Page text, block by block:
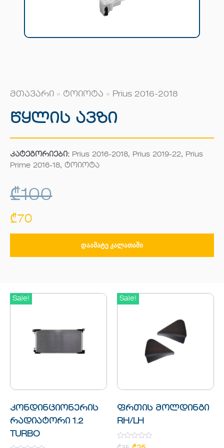
მთავარი » ტოიოტა » Prius 2016-2018
Წყლის Ავზი
კატეგორიები: Prius 2016-2018, Prius 2019-22,
Prius
Prime 2016-18, ტოიოტა
₾100
₾70
ᲓᲐᲐᲛᲐᲢᲔ ᲙᲐᲚᲐᲗᲐᲨᲘ
Sale!
კონდინციონერის
რადიატორი 1.2
TURBO
Sale!
ფრთის მოლდინგი
RH/LH
Rated